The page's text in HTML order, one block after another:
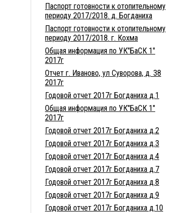
Паспорт готовности к отопительному
периоду 2017/2018. д. Богданиха
Паспорт готовности к отопительному
периоду 2017/2018. г. Кохма
Общая информация по УК"БаСК 1"
2017г
Отчет г. Иваново, ул Суворова, д. 38
2017г
Годовой отчет 2017г Богданиха д.1
Общая информация по УК"БаСК 1"
2017г
Годовой отчет 2017г Богданиха д.2
Годовой отчет 2017г Богданиха д.3
Годовой отчет 2017г Богданиха д.4
Годовой отчет 2017г Богданиха д.7
Годовой отчет 2017г Богданиха д.8
Годовой отчет 2017г Богданиха д.9
Годовой отчет 2017г Богданиха д.10